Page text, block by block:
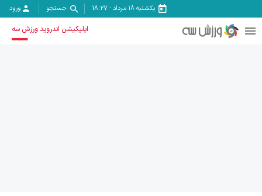
یکشنبه ۱۸ مرداد -
18:27 جستجو ورود
اپلیکیشن اندروید ورزش سه